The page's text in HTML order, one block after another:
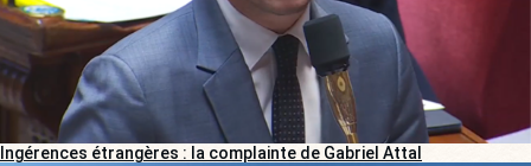
Ingérences étrangères : la complainte de Gabriel Attal